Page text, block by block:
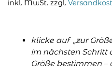
inkl. MwSt. zzgl.
klicke auf „zur
im nächsten Schritt
Größe bestimmen –